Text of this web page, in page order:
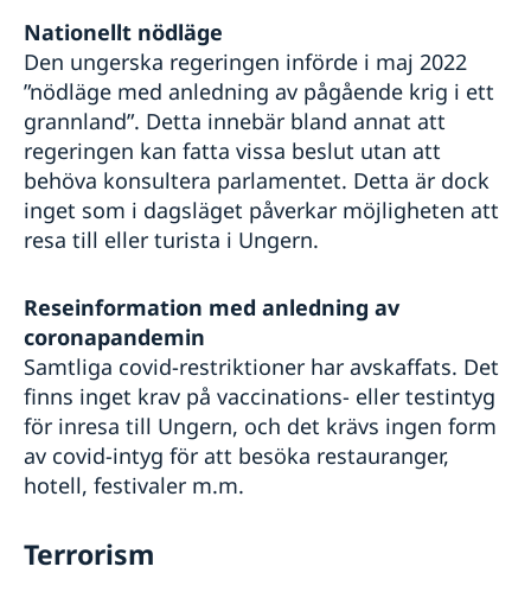
Nationellt nödläge
Den ungerska regeringen införde i maj 2022
”nödläge med anledning av pågående krig i ett
grannland”. Detta innebär bland annat att
regeringen kan fatta vissa beslut utan att
behöva konsultera parlamentet. Detta är dock
inget som i dagsläget påverkar möjligheten att
resa till eller turista i Ungern.
Reseinformation med anledning av
coronapandemin
Samtliga covid-restriktioner har avskaffats. Det
finns inget krav på vaccinations- eller testintyg
för inresa till Ungern, och det krävs ingen form
av covid-intyg för att besöka restauranger,
hotell, festivaler m.m.
Terrorism